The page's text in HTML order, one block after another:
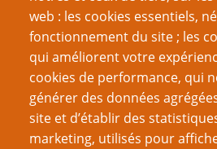
web : les cookies essentiels,
fonctionnement du site ; les
qui améliorent votre
cookies de performance, qui
générer des données
site et d’établir des
marketing, utilisés pour
Recherche
Nom d'utilisateur